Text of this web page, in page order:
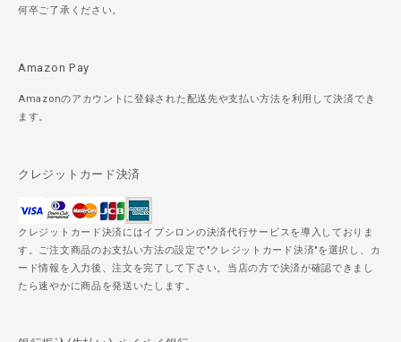
何卒ご了承ください。
Amazon Pay
Amazonのアカウントに登録された配送先や支払い方法を利用して決済でき
ます。
クレジットカード決済
クレジットカード決済にはイプシロンの決済代行サービスを導入しておりま
す。ご注文商品のお支払い方法の設定で"クレジットカード決済"を選択し、カ
ード情報を入力後、注文を完了して下さい。当店の方で決済が確認できまし
たら速やかに商品を発送いたします。